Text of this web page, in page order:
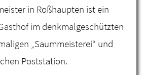
in Roßhaupten ist ein
im denkmalgeschützten
„Saummeisterei“ und
Poststation.